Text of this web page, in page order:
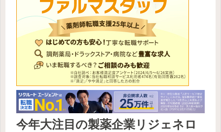
今年大注目の製薬企業リジェネロ